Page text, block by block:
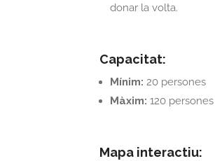
donar la volta.
Capacitat:
Mínim: 20 persones
Màxim: 120 persones
Mapa interactiu: